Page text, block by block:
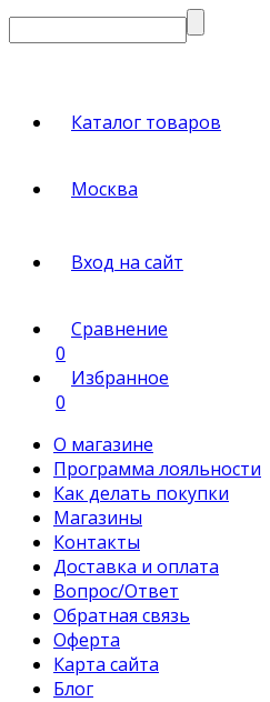
Каталог товаров
Москва
Вход на сайт
Сравнение
0
Избранное
0
О магазине
Программа лояльности
Как делать покупки
Магазины
Контакты
Доставка и оплата
Вопрос/Ответ
Обратная связь
Оферта
Карта сайта
Блог